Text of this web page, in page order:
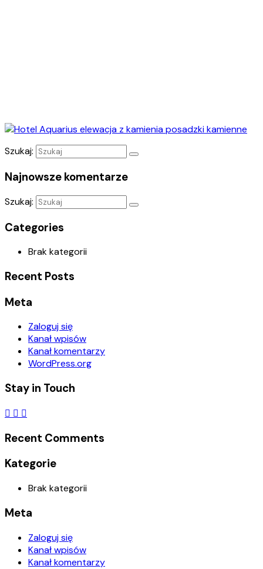
Szukaj:
Najnowsze komentarze
Szukaj:
Categories
Brak kategorii
Recent Posts
Meta
Zaloguj się
Kanał wpisów
Kanał komentarzy
WordPress.org
Stay in Touch
Recent Comments
Kategorie
Brak kategorii
Meta
Zaloguj się
Kanał wpisów
Kanał komentarzy